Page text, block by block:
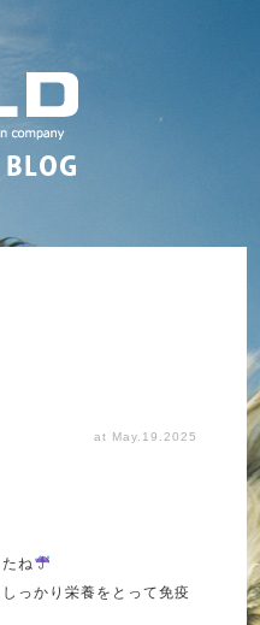
at May.19.2025
ね
っかり栄養をとって免疫